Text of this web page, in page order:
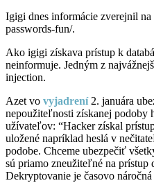
Igigi dnes informácie zverejnil
passwords-fun/.
Ako igigi získava prístup k
neinformuje. Jedným z
injection.
Azet vo vyjadrení2. januára
nepoužiteľnosti získanej podoby
užívateľov: “Hacker získal
uložené napríklad heslá v
podobe. Chceme ubezpečiť
sú priamo zneužiteľné na prístup
Dekryptovanie je časovo